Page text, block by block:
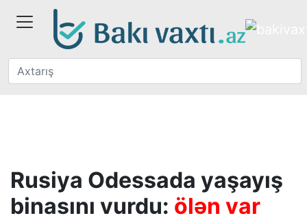
Rusiya Odessada yaşayış
binasını vurdu: ölən var